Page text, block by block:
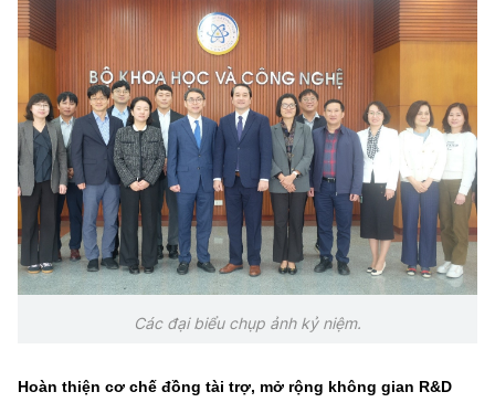
Năng lượng nguyên tử
Nhiệm vụ trọng tâm
Chọn ngôn ngữ
Vietnamese English
BỘ KHOA HỌC VÀ CÔNG NGHỆ
MINISTRY OF SCIENCE AND TECHNOLOGY
Điều khoản sử dụng Theo dõi MST: Góp ý
Chịu trách nhiệm nội dung: Nguyễn Thị Hải Hằng
Các đại biểu chụp ảnh kỷ niệm.
Hoàn thiện cơ chế đồng tài trợ, mở rộng không gian R&D